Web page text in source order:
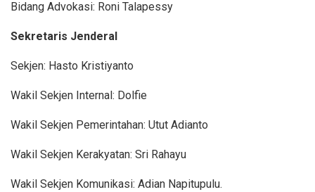
Bidang Advokasi: Roni Talapessy
Sekretaris Jenderal
Sekjen: Hasto Kristiyanto
Wakil Sekjen Internal: Dolfie
Wakil Sekjen Pemerintahan: Utut Adianto
Wakil Sekjen Kerakyatan: Sri Rahayu
Wakil Sekjen Komunikasi: Adian Napitupulu.